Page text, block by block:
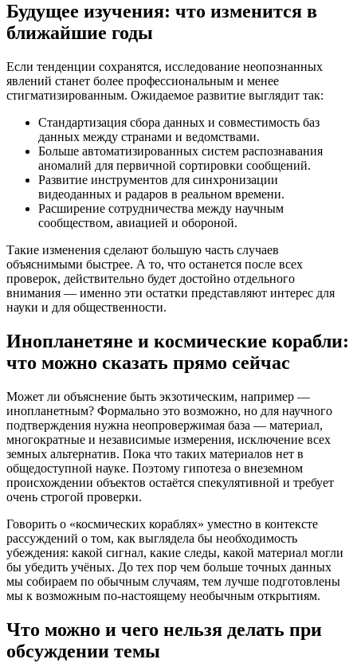
Будущее изучения: что изменится в
ближайшие годы
Если тенденции сохранятся, исследование неопознанных
явлений станет более профессиональным и менее
стигматизированным. Ожидаемое развитие выглядит так:
Стандартизация сбора данных и совместимость баз
данных между странами и ведомствами.
Больше автоматизированных систем распознавания
аномалий для первичной сортировки сообщений.
Развитие инструментов для синхронизации
видеоданных и радаров в реальном времени.
Расширение сотрудничества между научным
сообществом, авиацией и обороной.
Такие изменения сделают большую часть случаев
объяснимыми быстрее. А то, что останется после всех
проверок, действительно будет достойно отдельного
внимания — именно эти остатки представляют интерес для
науки и для общественности.
Инопланетяне и космические корабли:
что можно сказать прямо сейчас
Может ли объяснение быть экзотическим, например —
инопланетным? Формально это возможно, но для научного
подтверждения нужна неопровержимая база — материал,
многократные и независимые измерения, исключение всех
земных альтернатив. Пока что таких материалов нет в
общедоступной науке. Поэтому гипотеза о внеземном
происхождении объектов остаётся спекулятивной и требует
очень строгой проверки.
Говорить о «космических кораблях» уместно в контексте
рассуждений о том, как выглядела бы необходимость
убеждения: какой сигнал, какие следы, какой материал могли
бы убедить учёных. До тех пор чем больше точных данных
мы собираем по обычным случаям, тем лучше подготовлены
мы к возможным по-настоящему необычным открытиям.
Что можно и чего нельзя делать при
обсуждении темы